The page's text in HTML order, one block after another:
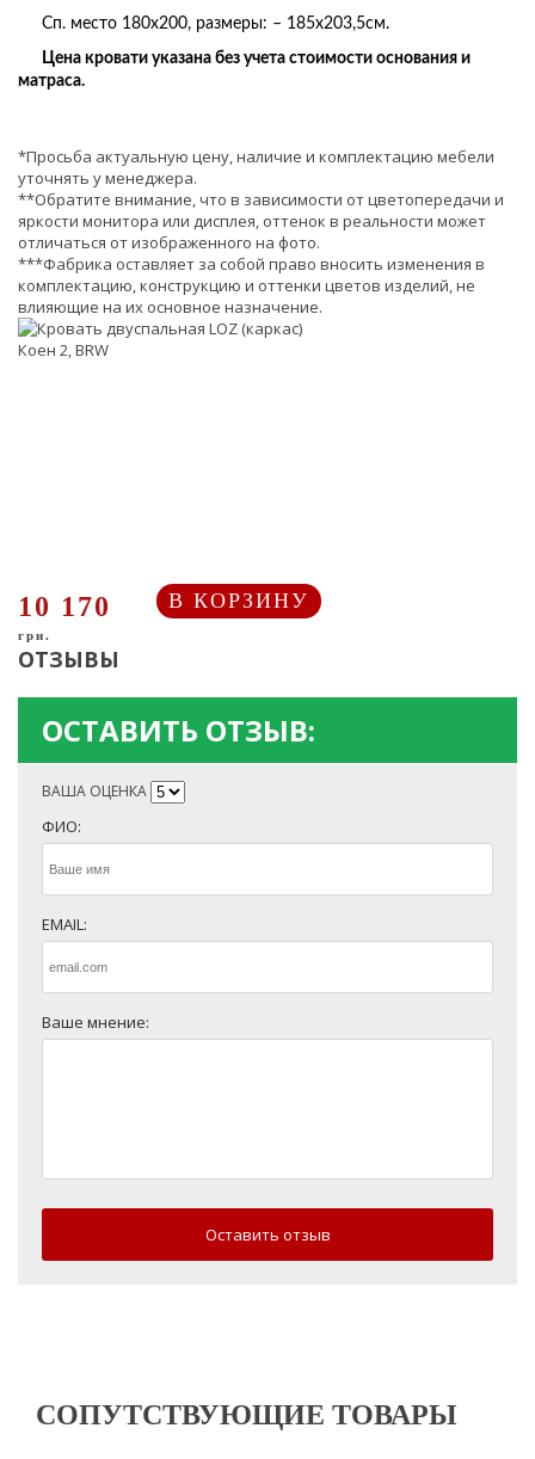
Сп. место 180х200, размеры: – 185х203,5см.
Цена кровати указана без учета стоимости основания и
матраса.
*Просьба актуальную цену, наличие и комплектацию мебели
уточнять у менеджера.
**Обратите внимание, что в зависимости от цветопередачи и
яркости монитора или дисплея, оттенок в реальности может
отличаться от изображенного на фото.
***Фабрика оставляет за собой право вносить изменения в
комплектацию, конструкцию и оттенки цветов изделий, не
влияющие на их основное назначение.
10 170
грн.
В КОРЗИНУ
ОТЗЫВЫ
ОСТАВИТЬ ОТЗЫВ:
ВАША ОЦЕНКА
ФИО:
EMAIL:
Ваше мнение:
Оставить отзыв
СОПУТСТВУЮЩИЕ ТОВАРЫ